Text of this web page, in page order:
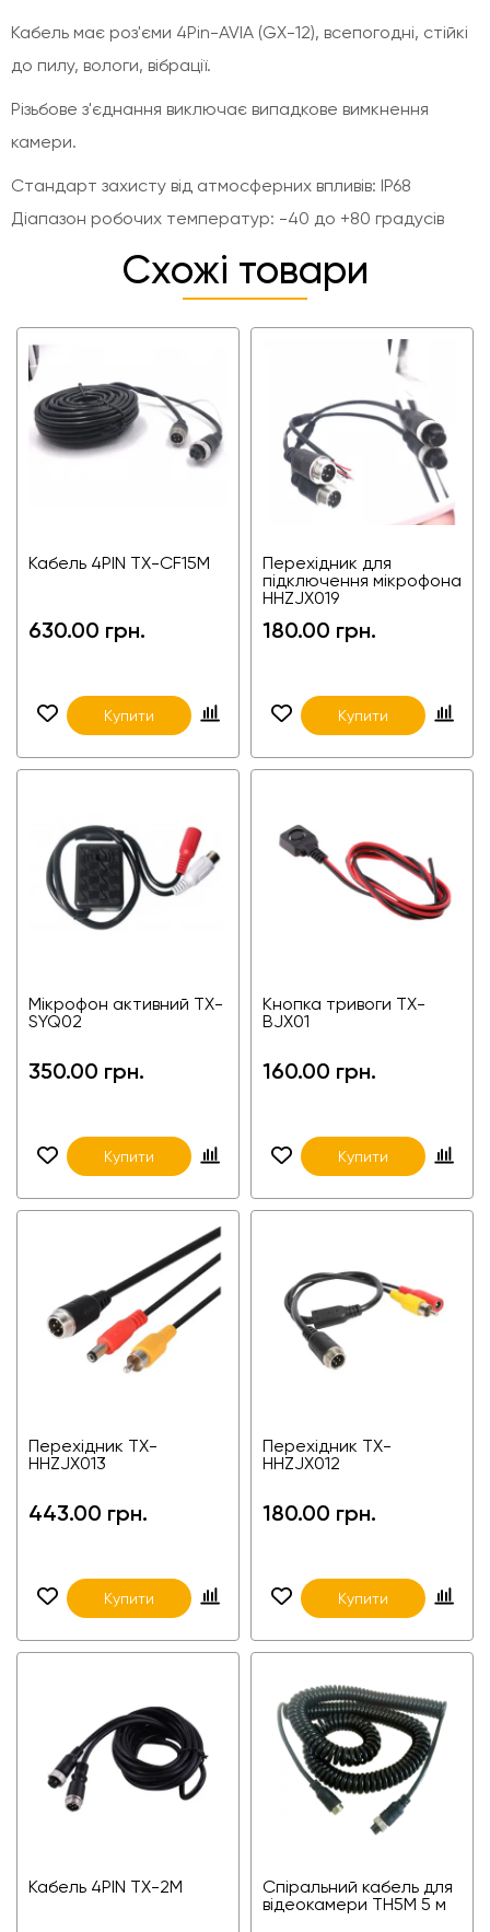
Кабель має роз'єми 4Pin-AVIA (GX-12), всепогодні, стійкі
до пилу, вологи, вібрації.
Різьбове з'єднання виключає випадкове вимкнення
камери.
Стандарт захисту від атмосферних впливів: IP68
Діапазон робочих температур: -40 до +80 градусів
Схожі товари
Кабель 4PIN TX-CF15M
630.00 грн.
Купити
Перехідник для
підключення мікрофона
HHZJX019
180.00 грн.
Купити
Мікрофон активний TX-
SYQ02
350.00 грн.
Купити
Кнопка тривоги TX-
BJX01
160.00 грн.
Купити
Перехідник TX-
HHZJX013
443.00 грн.
Купити
Перехідник TX-
HHZJX012
180.00 грн.
Купити
Кабель 4PIN TX-2M
Спіральний кабель для
відеокамери TH5M 5 м